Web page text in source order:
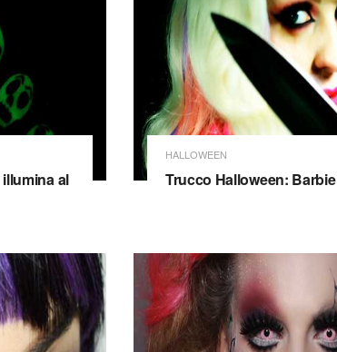
al
HALLOWEEN
Trucco Halloween: